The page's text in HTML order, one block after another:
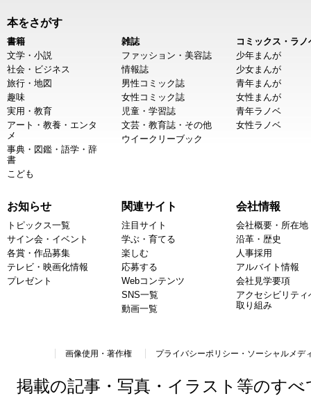
本をさがす
書籍
文学・小説
社会・ビジネス
旅行・地図
趣味
実用・教育
アート・教養・エンタ
メ
事典・図鑑・語学・辞
書
こども
雑誌
ファッション・美容誌
情報誌
男性コミック誌
女性コミック誌
児童・学習誌
文芸・教育誌・その他
ウイークリーブック
コミックス・ラノ
少年まんが
少女まんが
青年まんが
女性まんが
青年ラノベ
女性ラノベ
お知らせ
トピックス一覧
サイン会・イベント
各賞・作品募集
テレビ・映画化情報
プレゼント
関連サイト
注目サイト
学ぶ・育てる
楽しむ
応募する
Webコンテンツ
SNS一覧
動画一覧
会社情報
会社概要・所在地
沿革・歴史
人事採用
アルバイト情報
会社見学要項
アクセシビリティ
取り組み
画像使用・著作権 プライバシーポリシー・ソーシャルメデ
掲載の記事・写真・イラスト等のす